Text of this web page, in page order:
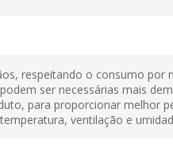
respeitando o consumo por
ser necessárias mais
para proporcionar melhor
ventilação e